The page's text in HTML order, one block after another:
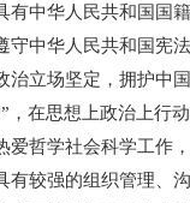
中华人民共和国国
中华人民共和国宪法
场坚定，拥护中国
，在思想上政治上行
学社会科学工作，
较强的组织管理、沟